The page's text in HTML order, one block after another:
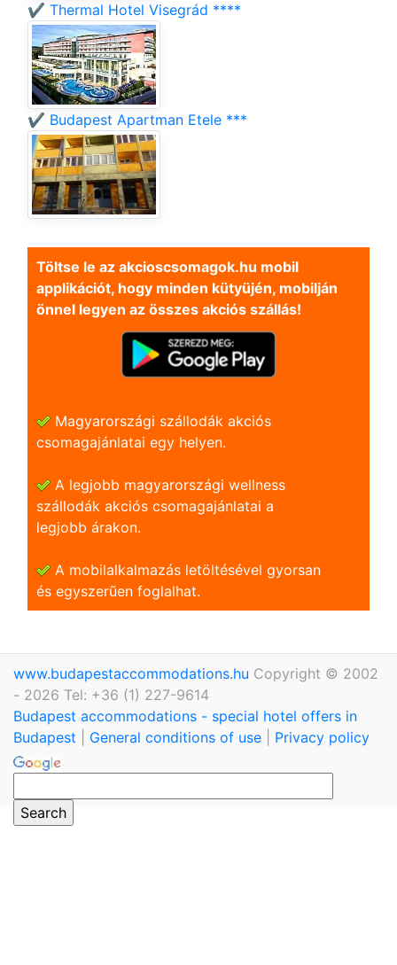
✔️ Thermal Hotel Visegrád ****
✔️ Budapest Apartman Etele ***
Töltse le az akcioscsomagok.hu mobil
applikációt, hogy minden kütyüjén, mobilján
önnel legyen az összes akciós szállás!
Magyarországi szállodák akciós
csomagajánlatai egy helyen.
A legjobb magyarországi wellness
szállodák akciós csomagajánlatai a
legjobb árakon.
A mobilalkalmazás letöltésével gyorsan
és egyszerũen foglalhat.
www.budapestaccommodations.hu Copyright © 2002
- 2026 Tel: +36 (1) 227-9614
Budapest accommodations - special hotel offers in
Budapest
General conditions of use Privacy policy